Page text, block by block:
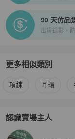
90 天仿品
出貨錄影、
更多相似類別
更多Van Cleef &
項鍊 耳環
認識賣場主人
PopChill 拍拍圈嚴選